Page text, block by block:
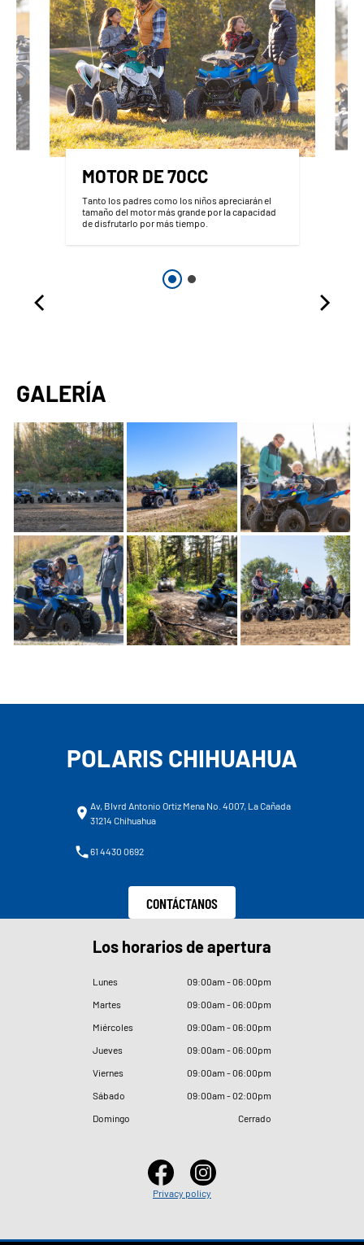
MOTOR DE 70CC
Tanto los padres como los niños apreciarán el
tamaño del motor más grande por la capacidad
de disfrutarlo por más tiempo.
GALERÍA
POLARIS CHIHUAHUA
Av, Blvrd Antonio Ortiz Mena No. 4007, La Cañada
31214 Chihuahua
61 4430 0692
CONTÁCTANOS
Los horarios de apertura
Lunes 09:00am - 06:00pm
Martes
09:00am - 06:00pm
Miércoles
09:00am - 06:00pm
Jueves
09:00am - 06:00pm
Viernes
09:00am - 06:00pm
Sábado
09:00am - 02:00pm
Domingo
Cerrado
Privacy policy